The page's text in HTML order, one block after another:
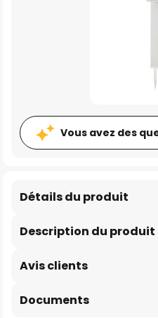
Vous avez des
Description du produit
Détails du produit
Avis clients
Documents